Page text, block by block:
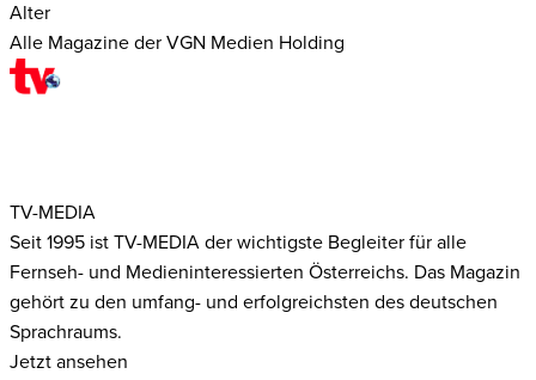
Alter
Alle Magazine der VGN Medien Holding
TV-MEDIA
Seit 1995 ist TV-MEDIA der wichtigste Begleiter für alle
Fernseh- und Medieninteressierten Österreichs. Das Magazin
gehört zu den umfang- und erfolgreichsten des deutschen
Sprachraums.
Jetzt ansehen